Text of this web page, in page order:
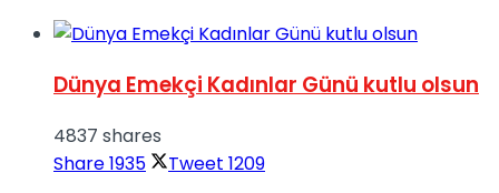
Dünya Emekçi Kadınlar Günü kutlu olsun
4837 shares
Share1935 Tweet 1209